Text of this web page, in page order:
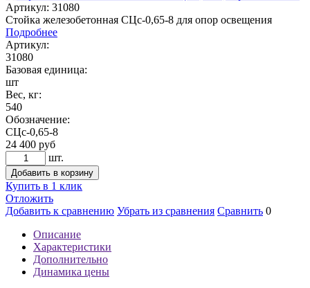
Артикул: 31080
Стойка железобетонная СЦс-0,65-8 для опор освещения
Подробнее
Артикул:
31080
Базовая единица:
шт
Вес, кг:
540
Обозначение:
СЦс-0,65-8
24 400 руб
шт.
Добавить в корзину
Купить в 1 клик
Отложить
Добавить к сравнению Убрать из сравнения Сравнить 0
Описание
Характеристики
Дополнительно
Динамика цены